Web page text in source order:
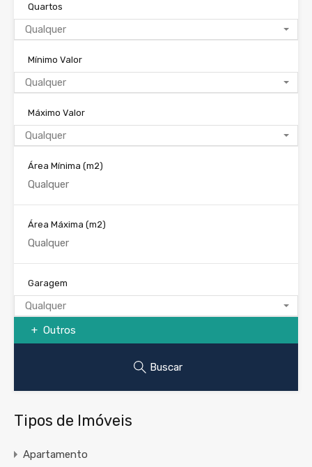
Quartos
Qualquer
Mínimo Valor
Qualquer
Máximo Valor
Qualquer
Área Mínima (m2)
Área Máxima (m2)
Garagem
Qualquer
Outros
Buscar
Tipos de Imóveis
Apartamento